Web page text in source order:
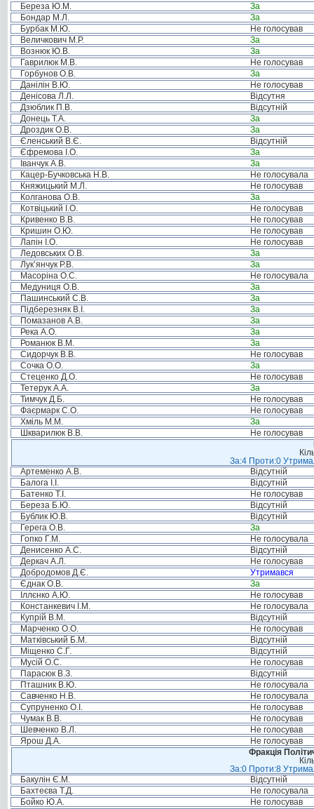
Береза Ю.М.
За
Бондар М.Л.
За
Бурбак М.Ю.
Не голосував
Величкович М.Р.
За
Вознюк Ю.В.
За
Гаврилюк М.В.
Не голосував
Горбунов О.В.
За
Данілін В.Ю.
Не голосував
Денісова Л.Л.
Відсутня
Дзюблик П.В.
Відсутній
Донець Т.А.
За
Дроздик О.В.
За
Єленський В.Є.
Відсутній
Єфремова І.О.
За
Іванчук А.В.
За
Кацер-Бучковська Н.В.
Не голосувала
Княжицький М.Л.
Не голосував
Колганова О.В.
За
Котвіцький І.О.
Не голосував
Кривенко В.В.
Не голосував
Кришин О.Ю.
Не голосував
Лапін І.О.
Не голосував
Ледовських О.В.
За
Лук’янчук Р.В.
За
Масоріна О.С.
Не голосувала
Медуниця О.В.
За
Пашинський С.В.
За
Підберезняк В.І.
За
Помазанов А.В.
За
Река А.О.
За
Романюк В.М.
За
Сидорчук В.В.
Не голосував
Сочка О.О.
За
Стеценко Д.О.
Не голосував
Тетерук А.А.
За
Тимчук Д.Б.
Не голосував
Фаєрмарк С.О.
Не голосував
Хміль М.М.
За
Шкварилюк В.В.
Не голосував
За:4 Проти:0
Артеменко А.В.
Відсутній
Балога І.І.
Відсутній
Батенко Т.І.
Не голосував
Береза Б.Ю.
Відсутній
Бублик Ю.В.
Відсутній
Герега О.В.
За
Гопко Г.М.
Не голосувала
Денисенко А.С.
Відсутній
Деркач А.Л.
Не голосував
Добродомов Д.Є.
Утримався
Єднак О.В.
За
Іллєнко А.Ю.
Не голосував
Констанкевич І.М.
Не голосувала
Купрій В.М.
Відсутній
Марченко О.О.
Не голосував
Матківський Б.М.
Відсутній
Міщенко С.Г.
Відсутній
Мусій О.С.
Не голосував
Парасюк В.З.
Відсутній
Пташник В.Ю.
Не голосувала
Савченко Н.В.
Не голосувала
Супруненко О.І.
Не голосував
Чумак В.В.
Не голосував
Шевченко В.Л.
Не голосував
Ярош Д.А.
Не голосував
Фракція
За:0 Проти:8
Бакулін Є.М.
Відсутній
Бахтеєва Т.Д.
Не голосувала
Бойко Ю.А.
Не голосував